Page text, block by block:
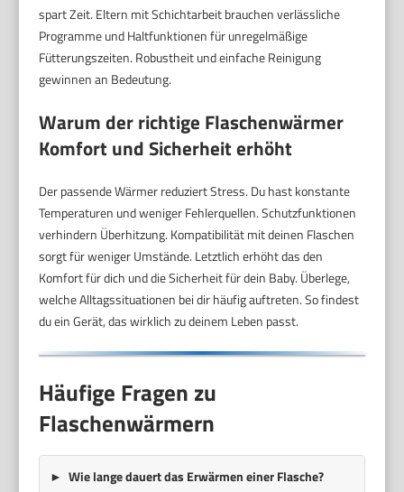
spart Zeit. Eltern mit Schichtarbeit brauchen verlässliche
Programme und Haltfunktionen für unregelmäßige
Fütterungszeiten. Robustheit und einfache Reinigung
gewinnen an Bedeutung.
Warum der richtige Flaschenwärmer
Komfort und Sicherheit erhöht
Der passende Wärmer reduziert Stress. Du hast konstante
Temperaturen und weniger Fehlerquellen. Schutzfunktionen
verhindern Überhitzung. Kompatibilität mit deinen Flaschen
sorgt für weniger Umstände. Letztlich erhöht das den
Komfort für dich und die Sicherheit für dein Baby. Überlege,
welche Alltagssituationen bei dir häufig auftreten. So findest
du ein Gerät, das wirklich zu deinem Leben passt.
Häufige Fragen zu
Flaschenwärmern
Wie lange dauert das Erwärmen einer Flasche?